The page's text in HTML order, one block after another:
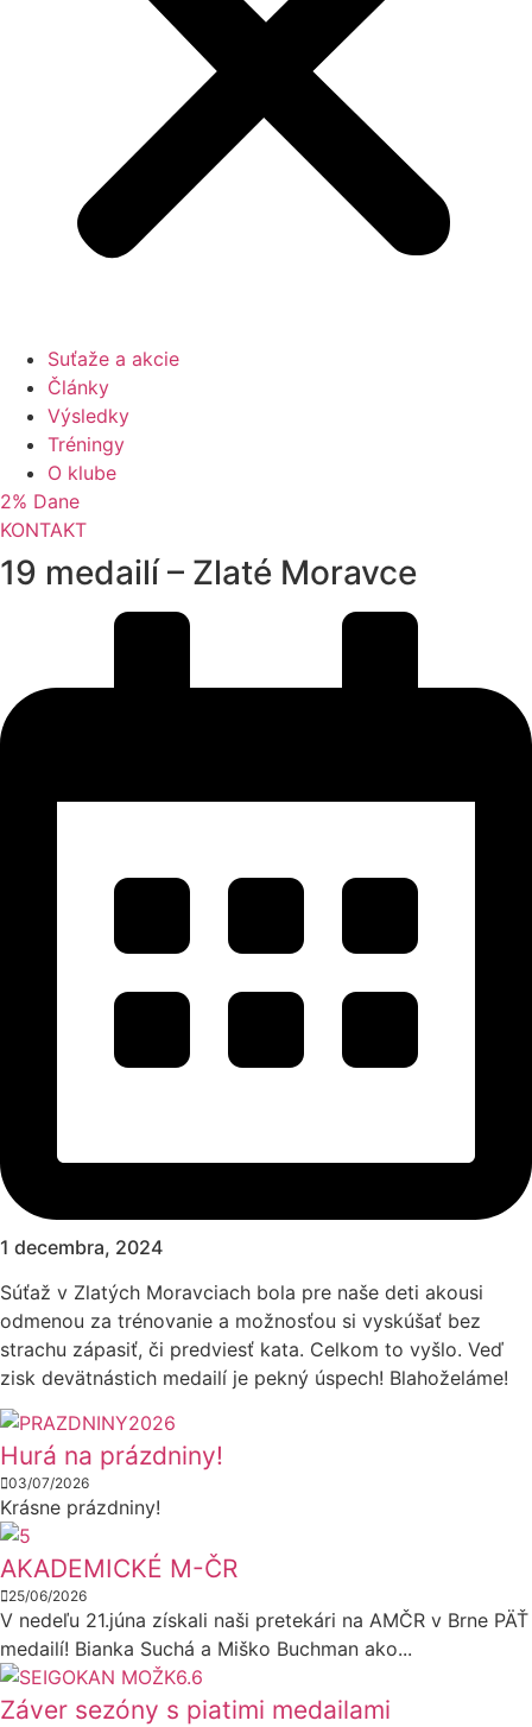
Suťaže a akcie
Články
Výsledky
Tréningy
O klube
2% Dane
KONTAKT
19 medailí – Zlaté Moravce
1 decembra, 2024
Súťaž v Zlatých Moravciach bola pre naše deti akousi
odmenou za trénovanie a možnosťou si vyskúšať bez
strachu zápasiť, či predviesť kata. Celkom to vyšlo. Veď
zisk devätnástich medailí je pekný úspech! Blahoželáme!
Hurá na prázdniny!
03/07/2026
Krásne prázdniny!
AKADEMICKÉ M-ČR
25/06/2026
V nedeľu 21.júna získali naši pretekári na AMČR v Brne PÄŤ
medailí! Bianka Suchá a Miško Buchman ako...
Záver sezóny s piatimi medailami